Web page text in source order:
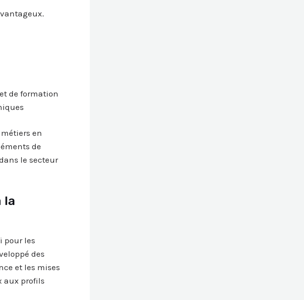
de formation
en
de
le secteur
la
pour les
des
et les mises
aux profils